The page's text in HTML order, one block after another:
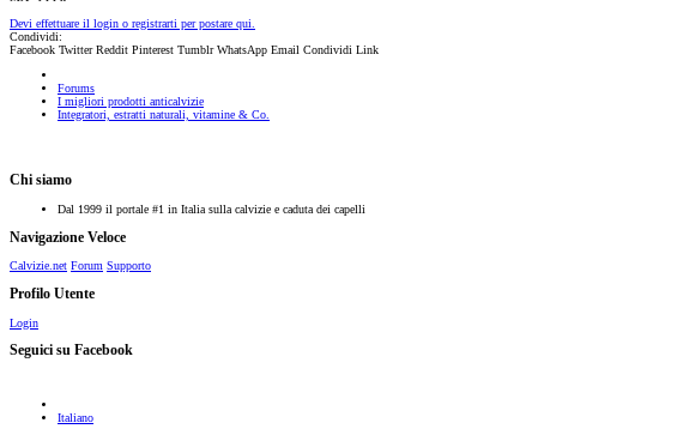
Devi effettuare il login o registrarti per postare qui.
Condividi:
Facebook Twitter Reddit Pinterest Tumblr WhatsApp Email Condividi Link
Forums
I migliori prodotti anticalvizie
Integratori, estratti naturali, vitamine & Co.
Chi siamo
Dal 1999 il portale #1 in Italia sulla calvizie e caduta dei capelli
Navigazione Veloce
Calvizie.net Forum Supporto
Profilo Utente
Login
Seguici su Facebook
Italiano